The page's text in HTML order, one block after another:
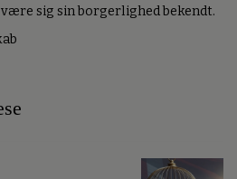
sig sin borgerlighed bekendt.